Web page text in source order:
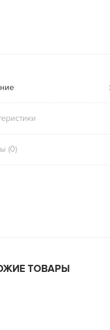
(0)
ТОВАРЫ